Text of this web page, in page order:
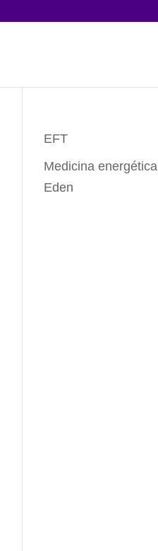
EFT
Medicina energética
Eden